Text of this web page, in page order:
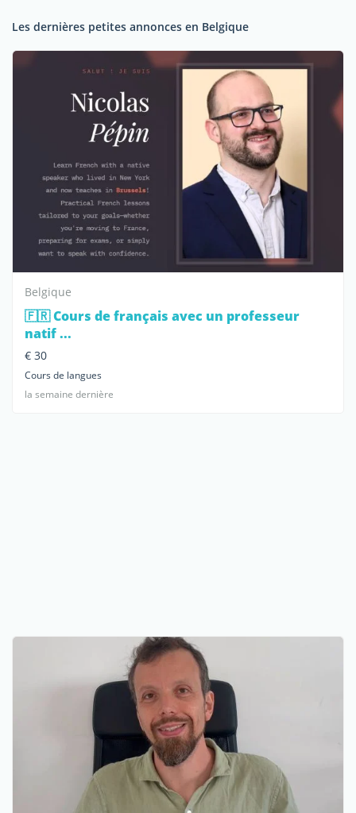
Les dernières petites annonces en Belgique
Belgique
🇫🇷 Cours de français avec un professeur
natif ...
€ 30
Cours de langues
la semaine dernière